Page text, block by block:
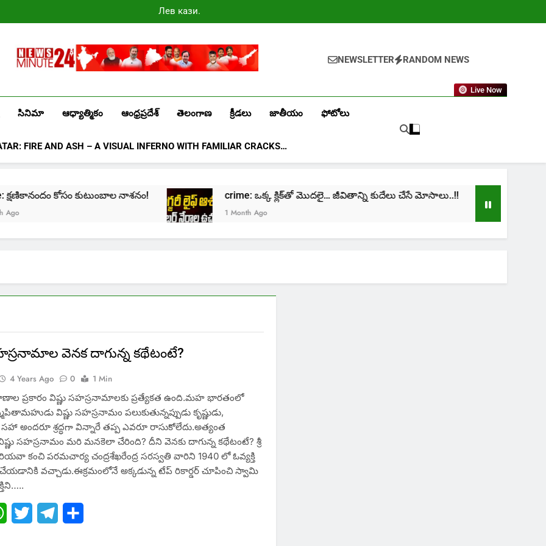
Лев казино
промокоды
Newsminute24
NEWSLETTER RANDOM NEWS
Live Now
సినిమా ఆధ్యాత్మికం ఆంధ్రప్రదేశ్ తెలంగాణ క్రీడలు జాతీయం ఫోటోలు
FIRE AND ASH – A VISUAL INFERNO WITH FAMILIAR CRACKS…
క్షణికానందం కోసం కుటుంబాల నాశనం! crime: ఒక్క క్లిక్‌తో మొదలై… జీవితాన్ని కుదేలు చేసే మోసాలు..!!
1 Month Ago
వెనక దాగున్న కథేటంటే?
4 Years Ago 0
1 Min
ప్రకారం విష్ణు సహస్రనామాలకు ప్రత్యేకత ఉంది.మహ భారతంలో
విష్ణు సహస్రనామం పలుకుతున్నప్పుడు కృష్ణుడు,
అందరూ శ్రద్ధగా విన్నారే తప్ప ఎవరూ రాసుకోలేదు.అత్యంత
సహస్రనామం మరి మనకెలా చేరింది? దీని వెనకు దాగున్న కథేటంటే? శ్రీ
కంచి పరమచార్య చంద్రశేఖరేంద్ర సరస్వతి వారిని 1940 లో ఓవ్యక్తి
చేయడానికి వచ్చాడు.ఈక్రమంలోనే అక్కడున్న టేప్ రికార్డర్‌ చూపించి స్వామి
WhatsApp
Twitter Telegram